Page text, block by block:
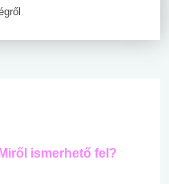
ismerhető fel?